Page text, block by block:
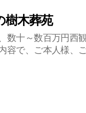
樹木葬苑
数十～数百万円西
容で、ご本人様、